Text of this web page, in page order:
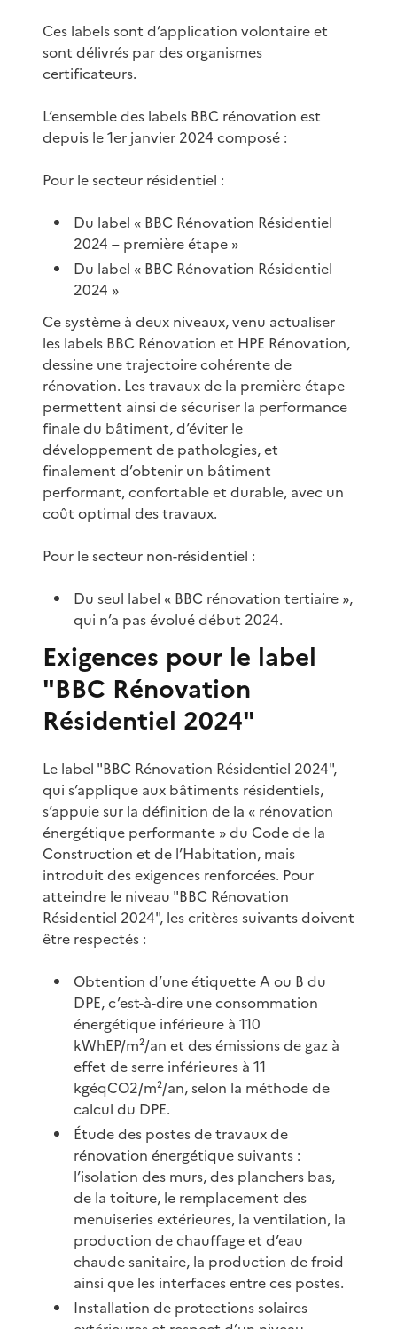
Ces labels sont d’application volontaire et
sont délivrés par des organismes
certificateurs.
L’ensemble des labels BBC rénovation est
depuis le 1er janvier 2024 composé :
Pour le secteur résidentiel :
Du label « BBC Rénovation Résidentiel
2024 – première étape »
Du label « BBC Rénovation Résidentiel
2024 »
Ce système à deux niveaux, venu actualiser
les labels BBC Rénovation et HPE Rénovation,
dessine une trajectoire cohérente de
rénovation. Les travaux de la première étape
permettent ainsi de sécuriser la performance
finale du bâtiment, d’éviter le
développement de pathologies, et
finalement d’obtenir un bâtiment
performant, confortable et durable, avec un
coût optimal des travaux.
Pour le secteur non-résidentiel :
Du seul label « BBC rénovation tertiaire »,
qui n’a pas évolué début 2024.
Exigences pour le label
"BBC Rénovation
Résidentiel 2024"
Le label "BBC Rénovation Résidentiel 2024",
qui s’applique aux bâtiments résidentiels,
s’appuie sur la définition de la « rénovation
énergétique performante » du Code de la
Construction et de l’Habitation, mais
introduit des exigences renforcées. Pour
atteindre le niveau "BBC Rénovation
Résidentiel 2024", les critères suivants doivent
être respectés :
Obtention d’une étiquette A ou B du
DPE, c’est-à-dire une consommation
énergétique inférieure à 110
kWhEP/m²/an et des émissions de gaz à
effet de serre inférieures à 11
kgéqCO2/m²/an, selon la méthode de
calcul du DPE.
Étude des postes de travaux de
rénovation énergétique suivants :
l’isolation des murs, des planchers bas,
de la toiture, le remplacement des
menuiseries extérieures, la ventilation, la
production de chauffage et d’eau
chaude sanitaire, la production de froid
ainsi que les interfaces entre ces postes.
Installation de protections solaires